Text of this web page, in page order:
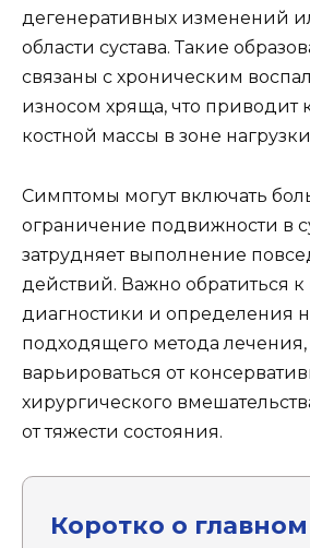
дегенеративных изменений
области сустава. Такие
связаны с хроническим
износом хряща, что приводит
костной массы в зоне
Симптомы могут включать
ограничение подвижности в
затрудняет выполнение
действий. Важно обратиться к
диагностики и определения
подходящего метода
варьироваться от
хирургического
от тяжести состояния.
Коротко о главном